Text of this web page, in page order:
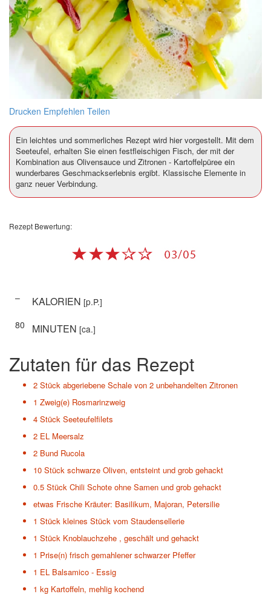
Drucken Empfehlen Teilen
Ein leichtes und sommerliches Rezept wird hier vorgestellt. Mit dem
Seeteufel, erhalten Sie einen festfleischigen Fisch, der mit der
Kombination aus Olivensauce und Zitronen - Kartoffelpüree ein
wunderbares Geschmackserlebnis ergibt. Klassische Elemente in
ganz neuer Verbindung.
Rezept Bewertung:
– KALORIEN [p.P.]
80
MINUTEN [ca.]
Zutaten für das Rezept
2 Stück abgeriebene Schale von 2 unbehandelten Zitronen
1 Zweig(e) Rosmarinzweig
4 Stück Seeteufelfilets
2 EL Meersalz
2 Bund Rucola
10 Stück schwarze Oliven, entsteint und grob gehackt
0.5 Stück Chili Schote ohne Samen und grob gehackt
etwas Frische Kräuter: Basilikum, Majoran, Petersilie
1 Stück kleines Stück vom Staudensellerie
1 Stück Knoblauchzehe , geschält und gehackt
1 Prise(n) frisch gemahlener schwarzer Pfeffer
1 EL Balsamico - Essig
1 kg Kartoffeln, mehlig kochend